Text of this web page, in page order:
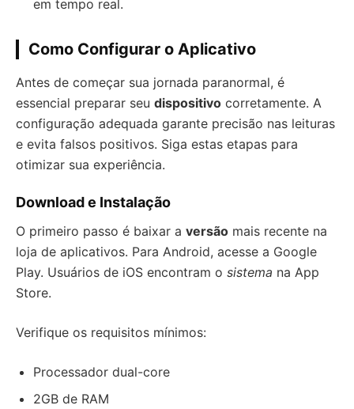
em tempo real.
Como Configurar o Aplicativo
Antes de começar sua jornada paranormal, é
essencial preparar seu dispositivo corretamente. A
configuração adequada garante precisão nas leituras
e evita falsos positivos. Siga estas etapas para
otimizar sua experiência.
Download e Instalação
O primeiro passo é baixar a versão mais recente na
loja de aplicativos. Para Android, acesse a Google
Play. Usuários de iOS encontram o sistema na App
Store.
Verifique os requisitos mínimos:
Processador dual-core
2GB de RAM